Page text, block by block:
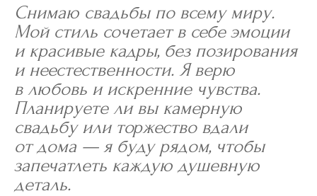
Снимаю свадьбы по всему миру.
Мой стиль сочетает в себе эмоции
и красивые кадры, без позирования
и неестественности. Я верю
в любовь и искренние чувства.
Планируете ли вы камерную
свадьбу или торжество вдали
от дома — я буду рядом, чтобы
запечатлеть каждую душевную
деталь.